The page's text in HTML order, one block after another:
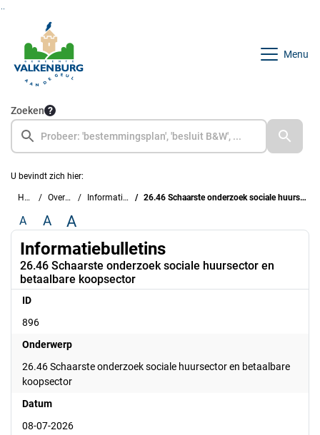
Menu
Zoeken
U bevindt zich hier:
Home Overzichten Informatiebulletins 26.46 Schaarste onderzoek sociale huursector en betaalbare koopsector
A A A
Informatiebulletins
26.46 Schaarste onderzoek sociale huursector en
betaalbare koopsector
ID
896
Onderwerp
26.46 Schaarste onderzoek sociale huursector en betaalbare
koopsector
Datum
08-07-2026